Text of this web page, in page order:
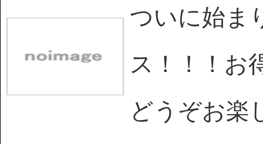
ついに始ま
ス！！！お
どうぞお楽